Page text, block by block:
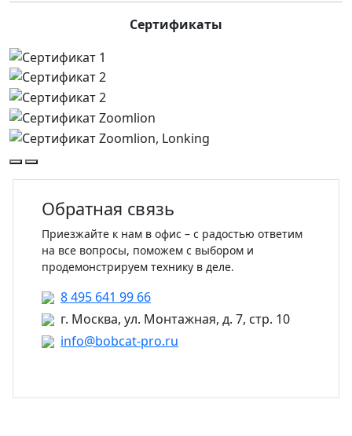
Сертификаты
Обратная связь
Приезжайте к нам в офис – с радостью ответим
на все вопросы, поможем с выбором и
продемонстрируем технику в деле.
8 495 641 99 66
г. Москва, ул. Монтажная, д. 7, стр. 10
info@bobcat-pro.ru